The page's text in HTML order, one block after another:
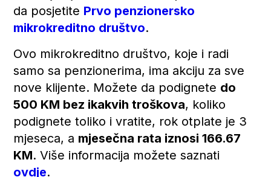
da posjetite Prvo penzionersko
mikrokreditno društvo.
Ovo mikrokreditno društvo, koje i radi
samo sa penzionerima, ima akciju za sve
nove klijente. Možete da podignete do
500 KM bez ikakvih troškova, koliko
podignete toliko i vratite, rok otplate je 3
mjeseca, a mjesečna rata iznosi 166.67
KM. Više informacija možete saznati
ovdje.